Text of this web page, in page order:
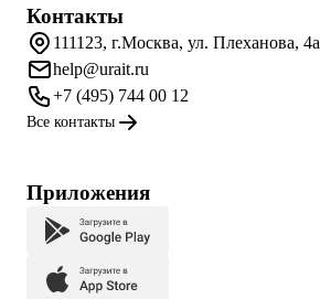
Контакты
111123, г.Москва, ул. Плеханова, 4а
help@urait.ru
+7 (495) 744 00 12
Все контакты
Приложения